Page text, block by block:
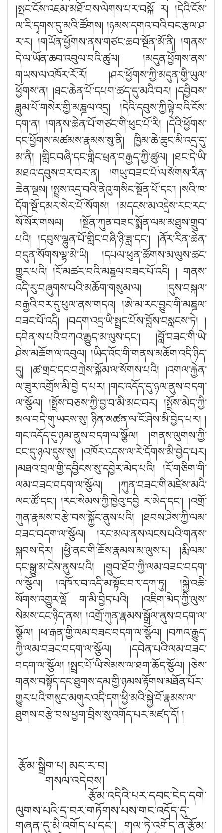
།སྤང་ངོས་འཇམ་མཐོ་བས་ལེགས་པར་བསྐོ ར། །དེའི་ངོས་
ལ་རི་དྭགས་དུ་མའི་ཚོགས། །ཉམས་དགའ་བའི་བང་རྩལ་ཤ་
ར་ར། །གཡོན་ཕྱོགས་ནས་གཙང་ཆབ་སྔོན་མོ་ནི། །གནས་
དེ་ལ་ཡོན་ཆབ་འབུལ་བའི་ཚུལ། །མདུན་ཕྱོགས་ནས་
གཡས་ལ་འཁོར་རོ་རོ། །ཤར་ཕྱོགས་ཀྱི་མདུན་གྱི་ཡུལ་
ཕྱོགས་ན། །ཐང་ཆེན་པོ་དཔག་ཚད་དུ་མའི་བར། །དབྱིབས་
ཟླུམ་པོ་གསེར་གྱི་མཎྜལ་འདྲ། །དེའི་དབུས་ཀྱི་ལྟེ་བའི་ངོས་
དག་ན། །གནས་ཆེན་པོ་གཙང་གི་ཕུང་པོ་རི། །དེའི་ཕྱོགས་
དང་ཕྱོགས་མཚམས་རྣམས་སུ་ནི། ཁྱིམ་ཆེ་ཆུང་མི་འདྲ་དུ་
མ་ནི། །གླིང་བཞི་དང་གླིང་ཕྲན་བརྒྱད་ཀྱི་ཚུལ། །ཐང་དེ་ཡི་
མཐའ་དབུས་བར་བར་ན། །གཡུ་བཟང་པོ་ལ་སོགས་རིན་
ཆེན་ལྔས། །སྤྲས་འདྲ་བའི་ནེའུ་གསིང་སྔོན་པོ་དང༌། །སའི་ཁ་
དོག་སྔོ་དམར་སེར་པོ་སོགས། །མདངས་མ་འདྲེས་རང་རང་
སོ་སོར་གསལ། །སྔོན་ཀུན་བཟང་སྨོན་ལམ་མཐུས་གྲུབ་
པའི། །དབུས་ལྷུན་པོ་གླིང་བཞི་ཉི་ཟླ་དང༌། །ནོར་རིན་ཆེན་
བདུན་སོགས་ལྷ་མི་ཡི། །དཔལ་ཕུན་ཚོགས་མ་ལུས་ཚང་
གྱུར་པའི། །ངོ་མཚར་བའི་མཎྜལ་བཟང་པོ་འདི། ། གནས་
འདི་རུ་བཞུགས་པའི་མཆོག་གསུམ་ལ། །དུས་བསྐལ་
བརྒྱའི་བར་དུ་ཕུལ་ནས་གདའ། །ཨེ་མ་རང་བྱུང་གི་མཎྜལ་
བཟང་པོ་འདི། །བདག་འདྲ་ཡི་སྤྲང་པོས་བློས་བསླངས་ཏེ། །
དབེན་ས་པའི་བཀའ་རྒྱུད་མ་ལུས་དང༌། །བློ་བཟང་གི་ཡེ་
ཤེས་མཆོག་ལ་འབུལ། །ཡིད་འོང་གི་གནས་མཆོག་འདི་ཉིད་
དུ། །ཚ་གྲང་དང་བཀྲེས་སྐོམ་ལ་སོགས་པའི། །འགལ་རྐྱེན་
ལ་ཟུར་འགྲོས་མི་བྱེ ད་པར། །གང་འདོད་དུ་ཉལ་ནུས་བདག་
ལ་སྩོལ། །སྤྲོས་བཅས་ཀྱི་བྱ་བ་མི་མང་བར། །སྤྲོས་མེད་ཀྱི་
མལ་བདེ་གུ་ཡངས་སུ། ཉིན་མཚན་ལ་ངོ་ཤེས་མི་བྱེད་པར། །
གང་འདོད་དུ་ཉམ་ནུས་བདག་ལ་སྩོལ། །གནས་ལུགས་ཀྱི་
ངང་དུ་ཉལ་དུས་སུ། །འཁོར་འདས་ལ་རེ་དོགས་མི་བྱེད་པར།
།མཐའ་བྲལ་གྱི་དབྱིངས་སུ་དབྱེར་མེད་པའི། །རོ་གཅིག་གི་
ལམ་བཟང་བདག་ལ་སྩོལ། །ཀུན་བཟང་གི་མཛེས་མའི་
ལང་ཚོ་དང༌། །རང་སེམས་ཀྱི་ཁྱེའུ་དབྱེ ར་མེད་དང༌། །འགྲོ་
ཀུན་རྣམས་བརྩེ་བས་སྐྱོང་ནུས་པའི། །ཐབས་ཤེས་ཀྱི་ལམ་
བཟང་བདག་ལ་སྩོལ། །རང་མལ་ནས་ལངས་པའི་གནས་
སྐབས་དེར། །ཕྱི་ནང་གི་ཆོས་རྣམས་མ་ལུས་པ། །རྨི་ལམ་
དང་སྒྱུ་མ་ངེས་ནུས་པའི། །གྲུབ་ཐོབ་ཀྱི་ལམ་བཟང་བདག་
ལ་སྩོལ། །འཁོར་བ་འདི་མ་སྟོང་བར་དག་ཏུ། །སྐྱེ་འཆི་
སོགས་འགྱུར་ལྡོ ག་མི་བྱེད་པའི། །འཇིག་མེད་ཀྱི་ལུས་
སེམས་ངང་ཉིད་ནས། །འགྲོ་ཀུན་རྣམས་སྒྲོལ་ནུས་བདག་ལ་
སྩོལ། །ཕ་རྒན་གྱི་ལམ་བཟང་བདག་ལ་སྩོལ། །བཀའ་རྒྱུད་
ཀྱི་ལམ་བཟང་བདག་ལ་སྩོལ། །དབེན་པའི་ལམ་བཟང་
བདག་ལ་སྩོལ། །སྤྲང་པོ་ཡི་སེམས་ལ་ཐག་ཆོད་སྩོལ། །ཅེས་
གནས་བསྟོད་དང་ཐུགས་དམ་གྱི་ཉམས་རྟོགས་མཐོན་པོར་
གྱུར་པའི་གསུང་མགུར་འདི་དག་ཕྱི་མའི་སྐྱེ་བོ་རྣམས་ལ་
ཐུགས་བརྩེ་བས་ཕྱག་བྲིས་སུ་འགོད་པར་མཛད་དོ། །
རྩོམ་སྒྲིག་པ། མང་ར་བ།
གསལ་འདེབས།
རྩོམ་འདིའི་པར་དབང་ངེད་དགེ་
ལུགས་པའི་དྲ་བར་གཏོགས་པས་གང་འདོད་དུ་
གཞན་དུ་མི་འགོད་པ་དང་། གལ་ཏེ་འགོད་ན་རྩོམ་